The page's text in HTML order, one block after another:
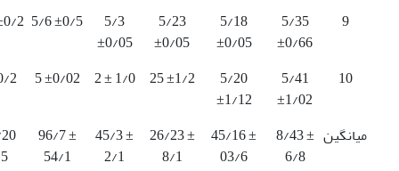
9
5/35
±0/66
5/18
±0/05
5/23
±0/05
5/3
±0/05
5/6 ±0/5
2
10
5/41
±1/02
5/20
±1/12
25 ±1/2
2 ± 1/0
5 ±0/02
2
میانگین 8/43 ±
6/8
45/16 ±
03/6
26/23 ±
8/1
45/3 ±
2/1
96/7 ±
54/1